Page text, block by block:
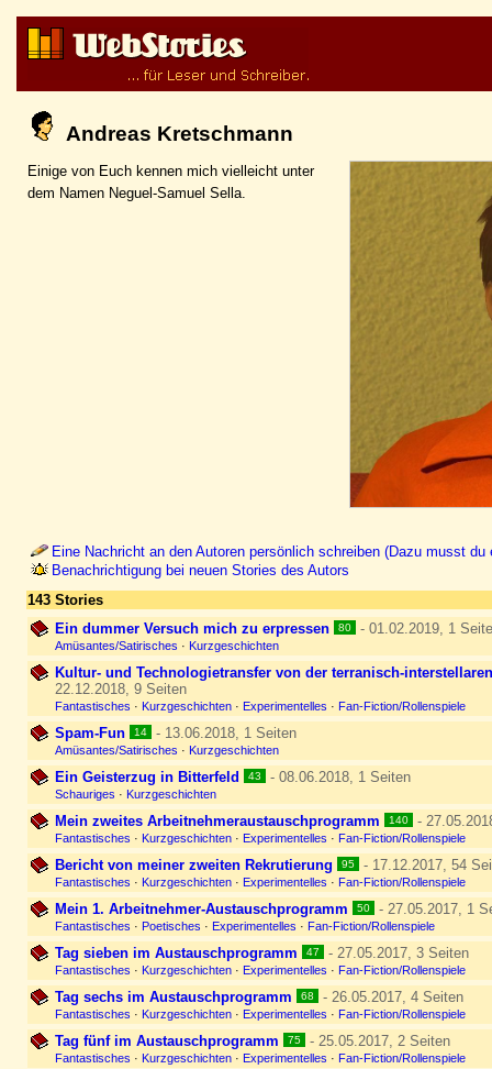
Andreas Kretschmann
Einige von Euch kennen mich vielleicht unter
dem Namen Neguel-Samuel Sella.
Eine Nachricht an den Autoren persönlich schreiben (Dazu musst du
Benachrichtigung bei neuen Stories des Autors
143 Stories
Ein dummer Versuch mich zu erpressen
80 - 01.02.2019, 1
Amüsantes/Satirisches · Kurzgeschichten
Kultur- und Technologietransfer von der terranisch-
22.12.2018, 9 Seiten
Fantastisches · Kurzgeschichten · Experimentelles · Fan-Fiction/Rollenspiele
Spam-Fun 14 - 13.06.2018, 1 Seiten
Amüsantes/Satirisches · Kurzgeschichten
Ein Geisterzug in Bitterfeld 43 - 08.06.2018, 1 Seiten
Schauriges · Kurzgeschichten
Mein zweites Arbeitnehmeraustauschprogramm 140 -
Fantastisches · Kurzgeschichten · Experimentelles · Fan-Fiction/Rollenspiele
Bericht von meiner zweiten Rekrutierung 95 - 17.12.2017, 54
Fantastisches · Kurzgeschichten · Experimentelles · Fan-Fiction/Rollenspiele
Mein 1. Arbeitnehmer-Austauschprogramm 50 - 27.05.2017, 1
Fantastisches · Poetisches · Experimentelles · Fan-Fiction/Rollenspiele
Tag sieben im Austauschprogramm 47 - 27.05.2017, 3 Seiten
Fantastisches · Kurzgeschichten · Experimentelles · Fan-Fiction/Rollenspiele
Tag sechs im Austauschprogramm 68 - 26.05.2017, 4 Seiten
Fantastisches · Kurzgeschichten · Experimentelles · Fan-Fiction/Rollenspiele
Tag fünf im Austauschprogramm 75 - 25.05.2017, 2 Seiten
Fantastisches · Kurzgeschichten · Experimentelles · Fan-Fiction/Rollenspiele